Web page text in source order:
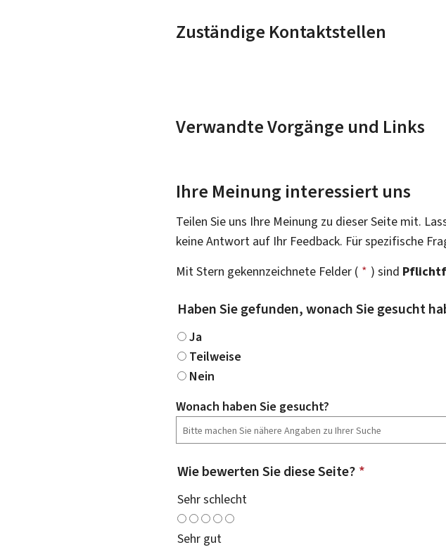
Zuständige Kontaktstellen
Verwandte Vorgänge und Links
Ihre Meinung interessiert uns
Teilen Sie uns Ihre Meinung zu dieser Seite mit.
keine Antwort auf Ihr Feedback. Für spezifische
Mit Stern gekennzeichnete Felder ( * ) sind
Haben Sie gefunden, wonach Sie gesucht
Ja
Teilweise
Nein
Wonach haben Sie gesucht?
Wie bewerten Sie diese Seite? *
Sehr schlecht
Sehr gut